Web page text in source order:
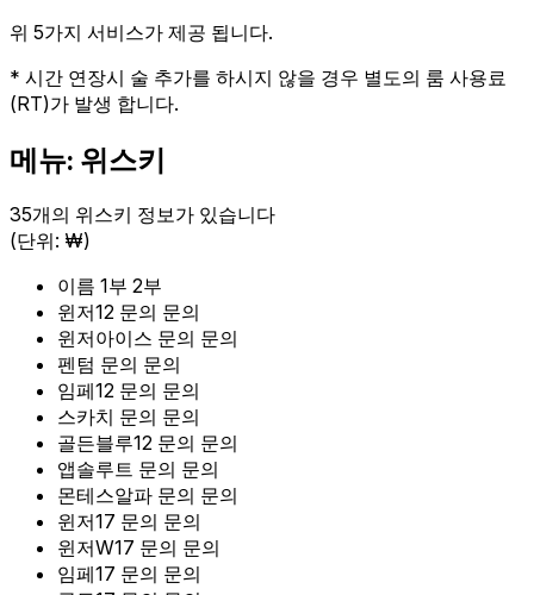
위 5가지 서비스가 제공 됩니다.
* 시간 연장시 술 추가를 하시지 않을 경우 별도의 룸 사용료
(RT)가 발생 합니다.
메뉴: 위스키
35개의 위스키 정보가 있습니다
(단위: ₩)
이름 1부 2부
윈저12 문의 문의
윈저아이스 문의 문의
펜텀 문의 문의
임페12 문의 문의
스카치 문의 문의
골든블루12 문의 문의
앱솔루트 문의 문의
몬테스알파 문의 문의
윈저17 문의 문의
윈저W17 문의 문의
임페17 문의 문의